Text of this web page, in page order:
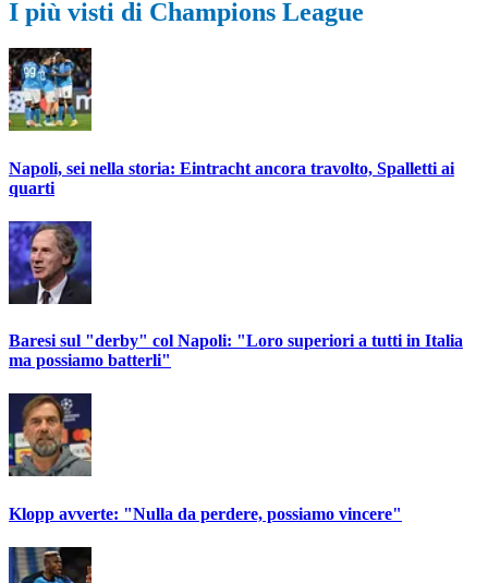
I più visti di Champions League
Napoli, sei nella storia: Eintracht ancora travolto, Spalletti ai
quarti
Baresi sul "derby" col Napoli: "Loro superiori a tutti in Italia
ma possiamo batterli"
Klopp avverte: "Nulla da perdere, possiamo vincere"